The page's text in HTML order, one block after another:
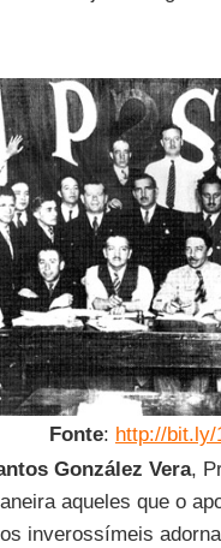
Fonte: http://
González Vera,
aqueles que o
inverossímeis